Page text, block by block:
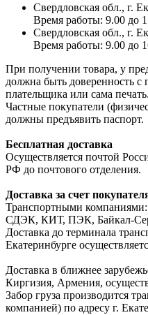
Свердловская обл., г.
Время работы: 9.00 до
Свердловская обл., г.
Время работы: 9.00 до
При получении товара, у
должна быть доверенность
плательщика или сама печать.
Частные покупатели
должны предъявить паспорт.
Бесплатная доставка
Осуществляется почтой
РФ до почтового отделения.
Доставка за счет
Транспортными
СДЭК, КИТ, ПЭК, Байкал-
Доставка до терминала
Екатеринбурге
Доставка в ближнее
Киргизия, Армения,
Забор груза производится
компанией) по адресу г.